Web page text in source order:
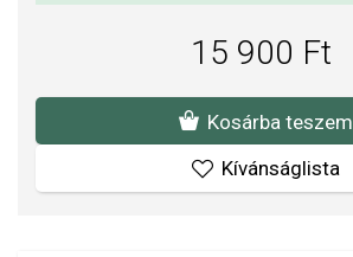
15 900 Ft
Kosárba teszem
Kívánságlista